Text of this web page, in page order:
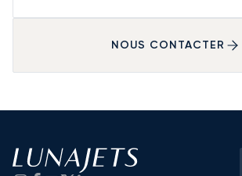
NOUS CONTACTER